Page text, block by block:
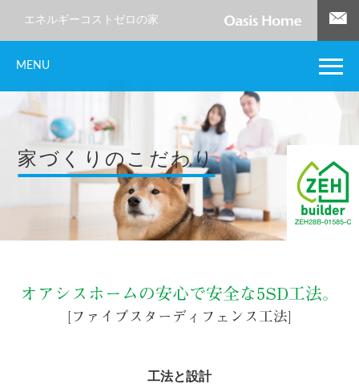
エネルギーコストゼロの家
MENU
家づくりのこだわり
オアシスホームの安心で安全な5SD工法。
[ファイブスターディフェンス工法]
工法と設計